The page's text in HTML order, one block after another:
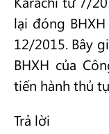
lại đóng
12/2015. Bây
BHXH của
tiến hành thủ
Trả lời